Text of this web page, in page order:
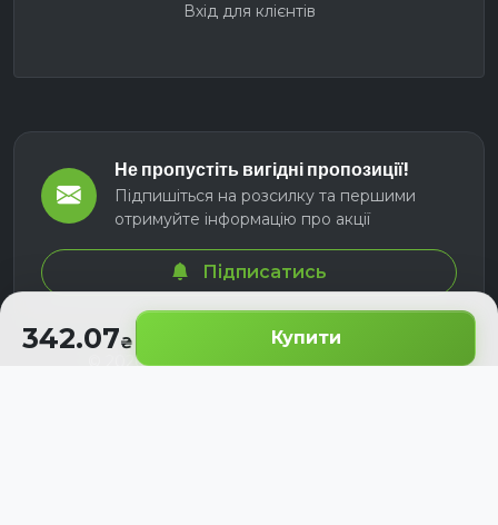
342.07 Купити
Вхід для клієнтів
Не пропустіть вигідні пропозиції!
Підпишіться на розсилку та першими
отримуйте інформацію про акції
Підписатись
© 2026 СЕЛМ АГРО. Всі права захищені.